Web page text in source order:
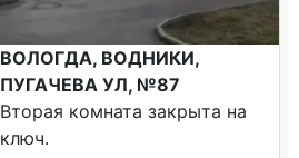
ВОЛОГДА, ВОДНИКИ,
ПУГАЧЕВА УЛ, №87
Вторая комната закрыта на
ключ.